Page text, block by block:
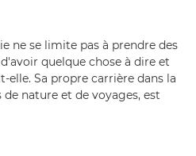
ne se limite pas à prendre des
quelque chose à dire et
elle. Sa propre carrière dans la
nature et de voyages, est